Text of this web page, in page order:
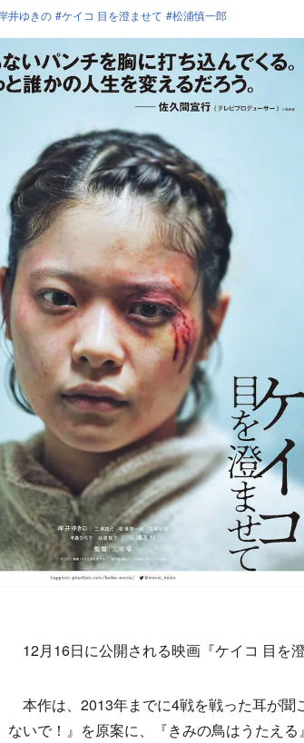
岸井ゆきの ケイコ 目を澄ませて 松浦慎一郎
ェア
マーク
12月16日に公開される映画『ケイコ 目を
本作は、2013年までに4戦を戦った耳が聞
ないで！』を原案に、『きみの鳥はうたえ